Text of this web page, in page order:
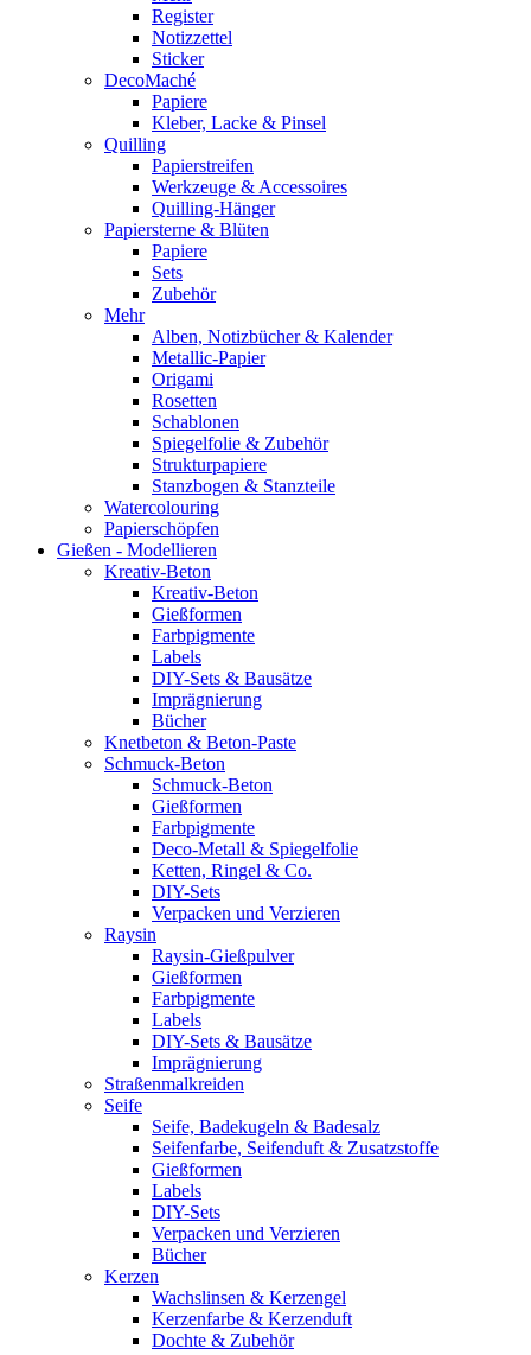
Register
Notizzettel
Sticker
DecoMaché
Papiere
Kleber, Lacke & Pinsel
Quilling
Papierstreifen
Werkzeuge & Accessoires
Quilling-Hänger
Papiersterne & Blüten
Papiere
Sets
Zubehör
Mehr
Alben, Notizbücher & Kalender
Metallic-Papier
Origami
Rosetten
Schablonen
Spiegelfolie & Zubehör
Strukturpapiere
Stanzbogen & Stanzteile
Watercolouring
Papierschöpfen
Gießen - Modellieren
Kreativ-Beton
Kreativ-Beton
Gießformen
Farbpigmente
Labels
DIY-Sets & Bausätze
Imprägnierung
Bücher
Knetbeton & Beton-Paste
Schmuck-Beton
Schmuck-Beton
Gießformen
Farbpigmente
Deco-Metall & Spiegelfolie
Ketten, Ringel & Co.
DIY-Sets
Verpacken und Verzieren
Raysin
Raysin-Gießpulver
Gießformen
Farbpigmente
Labels
DIY-Sets & Bausätze
Imprägnierung
Straßenmalkreiden
Seife
Seife, Badekugeln & Badesalz
Seifenfarbe, Seifenduft & Zusatzstoffe
Gießformen
Labels
DIY-Sets
Verpacken und Verzieren
Bücher
Kerzen
Wachslinsen & Kerzengel
Kerzenfarbe & Kerzenduft
Dochte & Zubehör